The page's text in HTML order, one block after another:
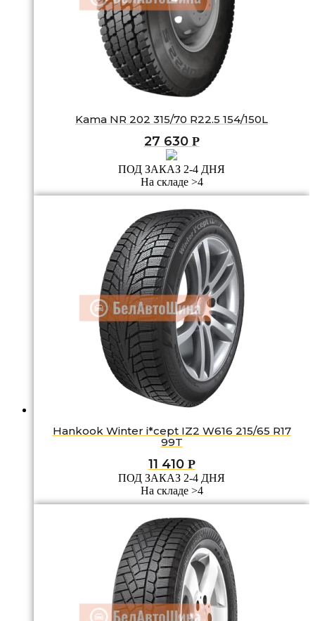
Kama NR 202 315/70 R22.5 154/150L
27 630 Р
ПОД ЗАКАЗ 2-4 ДНЯ
На складе >4
Hankook Winter i*cept IZ2 W616 215/65 R17
99T
11 410 Р
ПОД ЗАКАЗ 2-4 ДНЯ
На складе >4